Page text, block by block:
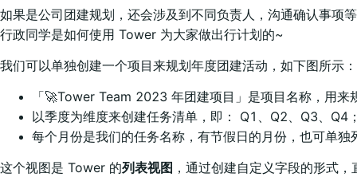
如果是公司团建规划，还会涉及到不同负责人，沟通确认事
行政同学是如何使用 Tower 为大家做出行计划的~
我们可以单独创建一个项目来规划年度团建活动，如下图所示：
「🚀Tower Team 2023 年团建项目」是项目名称，用
以季度为维度来创建任务清单，即： Q1、Q2、Q3、Q4
每个月份是我们的任务名称，有节假日的月份，也可单独
这个视图是 Tower 的列表视图 ，通过创建自定义字段的形式